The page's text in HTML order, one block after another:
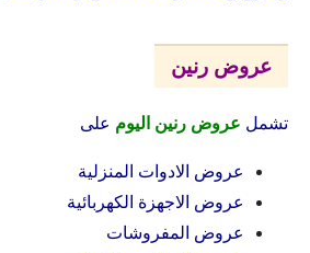
عروض رنين
تشمل عروض رنين اليوم على
عروض الادوات المنزلية
عروض الاجهزة الكهربائية
عروض المفروشات